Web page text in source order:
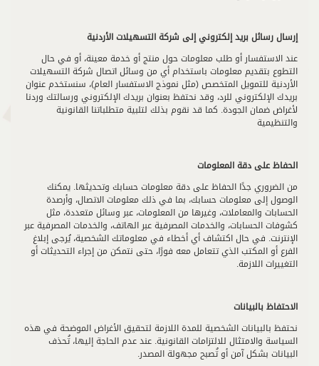
إرسال رسائل بريد إلكتروني إلى شركة التسهيلات الأردنية
عند الاستفسار أو طلب معلومات حول منتج أو خدمة معينة، أو في حال
التطوع بتقديم معلومات باستخدام أي من وسائل اتصال شركة التسهيلات
الأردنية للتمويل المتخصص (مثل نموذج الاستفسار العام)، سنستخدم عنوان
بريدك الإلكتروني للرد، وقد نحتفظ بعنوان بريدك الإلكتروني ورسالتك وردنا
لأغراض ضمان الجودة. كما قد نقوم بذلك لتلبية متطلباتنا القانونية
والتنظيمية
الحفاظ على دقة المعلومات
من الضروري جدًا الحفاظ على دقة معلومات حسابك وتحديثها. يمكنك
الوصول إلى معلومات حسابك، بما في ذلك معلومات الاتصال، وأرصدة
الحسابات والمعاملات، وغيرها من المعلومات، عبر وسائل متعددة، مثل
كشوفات الحسابات، والخدمات المصرفية عبر الهاتف، والخدمات المصرفية عبر
الإنترنت. في حال اكتشاف أي أخطاء في معلوماتك الشخصية، يُرجى إبلاغ
الفرع أو المكتب الذي تتعامل معه فورًا، حتى نتمكن من إجراء التحديثات أو
التغييرات اللازمة.
الاحتفاظ بالبيانات
نحتفظ بالبيانات الشخصية للمدة اللازمة لتحقيق الأغراض الموضحة في هذه
السياسة والامتثال للالتزامات القانونية. عند عدم الحاجة إليها، تُحذف
البيانات بشكل آمن أو تُصبح مجهولة المصدر.